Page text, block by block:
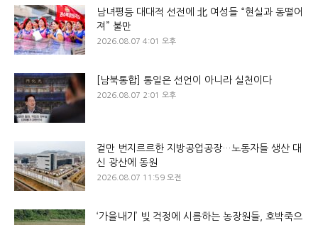
남녀평등 대대적 선전에 北 여성들 “현실과 동떨어
져” 불만
2026.08.07 4:01 오후
[남북통합] 통일은 선언이 아니라 실천이다
2026.08.07 2:01 오후
겉만 번지르르한 지방공업공장…노동자들 생산 대
신 광산에 동원
2026.08.07 11:59 오전
‘가을내기’ 빚 걱정에 시름하는 농장원들, 호박죽으